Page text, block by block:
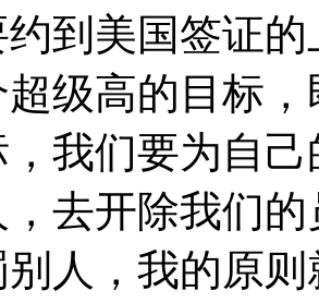
到美国签证
级高的目标
我们要为自
去开除我们
人，我的原